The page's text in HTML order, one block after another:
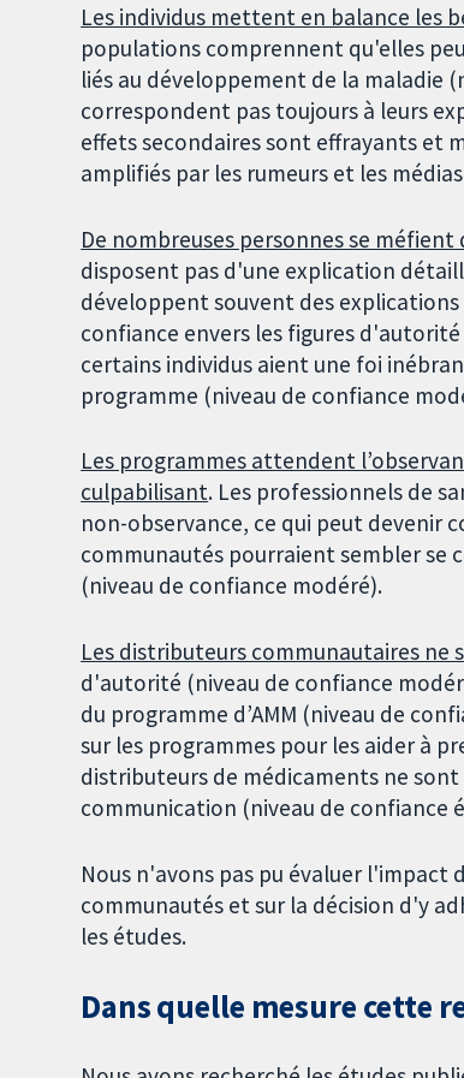
Les individus mettent en balance les
populations comprennent qu'elles
liés au développement de la maladie
correspondent pas toujours à leurs
effets secondaires sont effrayants et
amplifiés par les rumeurs et les
De nombreuses personnes se méfient
disposent pas d'une explication
développent souvent des
confiance envers les figures
certains individus aient une foi
programme (niveau de confiance
Les programmes attendent
culpabilisant. Les professionnels de
non-observance, ce qui peut devenir
communautés pourraient sembler se
(niveau de confiance modéré).
Les distributeurs communautaires ne
d'autorité (niveau de confiance
du programme d’AMM (niveau de
sur les programmes pour les aider à
distributeurs de médicaments ne
communication (niveau de confiance
Nous n'avons pas pu évaluer
communautés et sur la décision d'y
les études.
Dans quelle mesure cette